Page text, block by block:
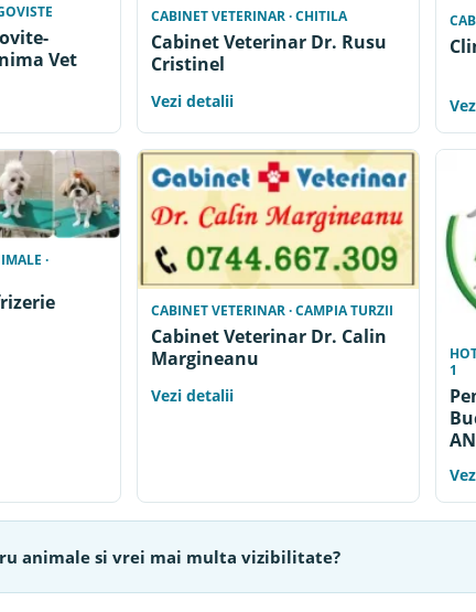
Vet
CABINET VETERINAR · CHITILA
Cabinet Veterinar Dr. Rusu
Cristinel
Vezi detalii
·
CABINET VETERINAR · CAMPIA TURZII
Cabinet Veterinar Dr. Calin
Margineanu
Vezi detalii
1
animale si vrei mai multa vizibilitate?